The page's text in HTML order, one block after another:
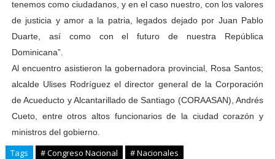
tenemos como ciudadanos, y en el caso nuestro, con los valores
de justicia y amor a la patria, legados dejado por Juan Pablo
Duarte, así como con el futuro de nuestra República
Dominicana”.
Al encuentro asistieron la gobernadora provincial, Rosa Santos;
alcalde Ulises Rodríguez el director general de la Corporación
de Acueducto y Alcantarillado de Santiago (CORAASAN), Andrés
Cueto, entre otros altos funcionarios de la ciudad corazón y
ministros del gobierno.
Tags # Congreso Nacional # Nacionales